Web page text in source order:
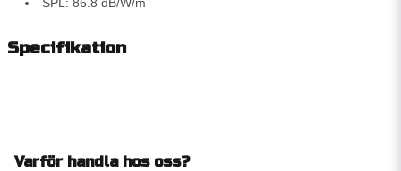
Specifikation
Varför handla hos oss?